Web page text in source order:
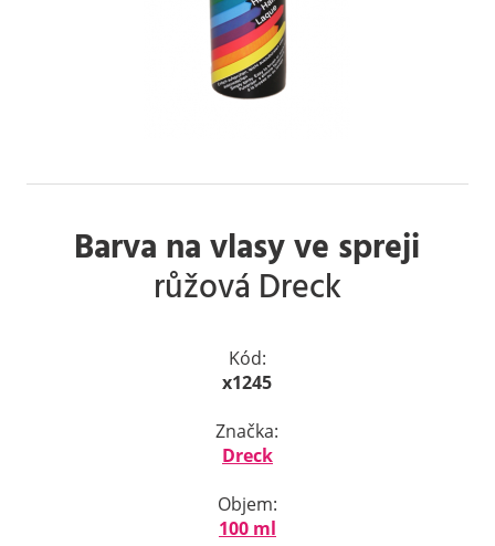
Barva na vlasy ve spreji
růžová Dreck
Kód:
x1245
Značka:
Dreck
Objem:
100 ml